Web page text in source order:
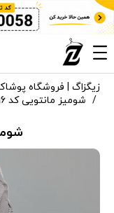
زیگزاگ | فروشگاه
شومیز مانتویی کد 2396